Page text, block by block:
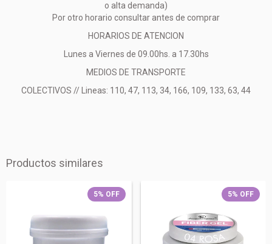
o alta demanda)
Por otro horario consultar antes de comprar
HORARIOS DE ATENCION
Lunes a Viernes de 09.00hs. a 17.30hs
MEDIOS DE TRANSPORTE
COLECTIVOS // Lineas: 110, 47, 113, 34, 166, 109, 133, 63, 44
Productos similares
5% OFF 5% OFF